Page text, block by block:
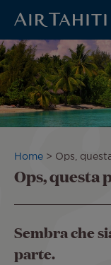
Vai
al
contenuto
principale
Briciole
di
pane
Home Ops,
Ops, questa
Sembra che
parte.